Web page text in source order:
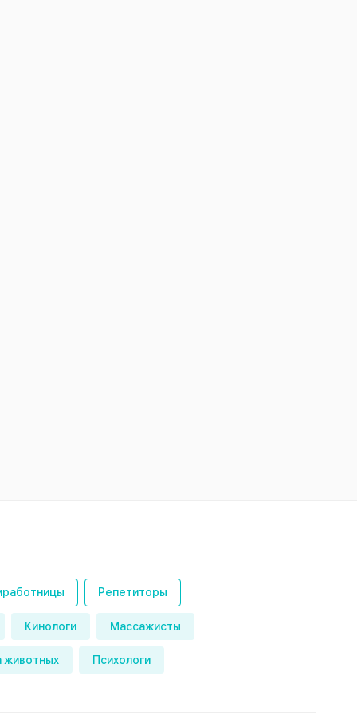
Репетиторы
Кинологи Массажисты
Психологи